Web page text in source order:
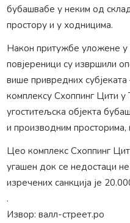
бубашвабе у неким од
простору и у ходницима.
Након притужбе уложене
повјереници су извршили
више привредних
комплексу Схоппинг Цити у
угоститељска објекта
и производним просторима,
Цео комплекс Схоппинг
угашен док се недостаци
изречених санкција је
.
Извор: валл-стреет.ро